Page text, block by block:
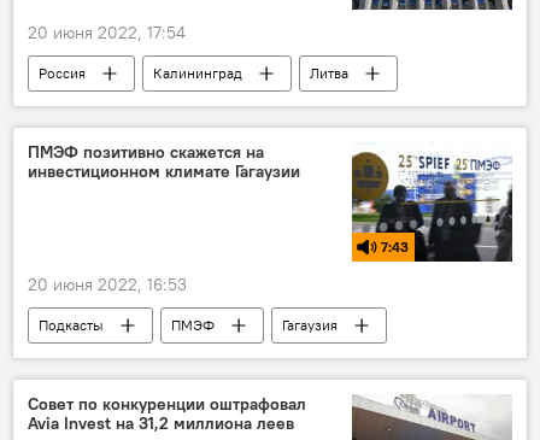
20 июня 2022, 17:54
Россия Калининград
Литва
В мире
ПМЭФ позитивно скажется на
инвестиционном климате Гагаузии
7:43
20 июня 2022, 16:53
Подкасты ПМЭФ
Гагаузия
инвестиции
Совет по конкуренции оштрафовал
Avia Invest на 31,2 миллиона леев